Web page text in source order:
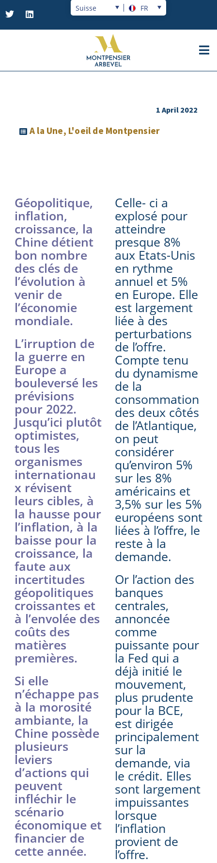
Suisse FR
1 April 2022
A la Une, L'oeil de Montpensier
Géopolitique,
inflation,
croissance, la
Chine détient
bon nombre
des clés de
l’évolution à
venir de
l’économie
mondiale.
L’irruption de
la guerre en
Europe a
bouleversé les
prévisions
pour 2022.
Jusqu’ici plutôt
optimistes,
tous les
organismes
internationau
x révisent
leurs cibles, à
la hausse pour
l’inflation, à la
baisse pour la
croissance, la
faute aux
incertitudes
géopolitiques
croissantes et
à l’envolée des
coûts des
matières
premières.
Si elle
n’échappe pas
à la morosité
ambiante, la
Chine possède
plusieurs
leviers
d’actions qui
peuvent
infléchir le
scénario
économique et
financier de
cette année.
Celle- ci a
explosé pour
atteindre
presque 8%
aux Etats-Unis
en rythme
annuel et 5%
en Europe. Elle
est largement
liée à des
perturbations
de l’offre.
Compte tenu
du dynamisme
de la
consommation
des deux côtés
de l’Atlantique,
on peut
considérer
qu’environ 5%
sur les 8%
américains et
3,5% sur les 5%
européens sont
liées à l’offre, le
reste à la
demande.
Or l’action des
banques
centrales,
annoncée
comme
puissante pour
la Fed qui a
déjà initié le
mouvement,
plus prudente
pour la BCE,
est dirigée
principalement
sur la
demande, via
le crédit. Elles
sont largement
impuissantes
lorsque
l’inflation
provient de
l’offre.